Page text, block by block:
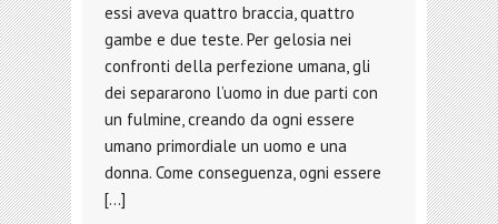
essi aveva quattro braccia, quattro
gambe e due teste. Per gelosia nei
confronti della perfezione umana, gli
dei separarono l’uomo in due parti con
un fulmine, creando da ogni essere
umano primordiale un uomo e una
donna. Come conseguenza, ogni essere
[…]